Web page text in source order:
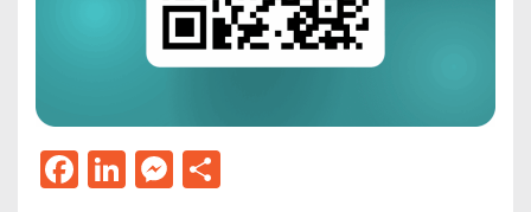
Facebook
LinkedIn
Messenger